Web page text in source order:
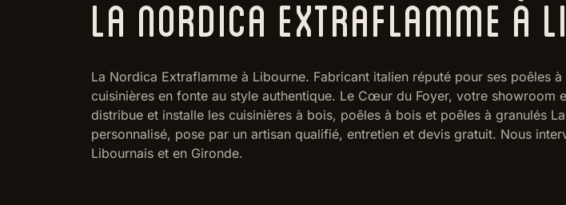
LA NORDICA EXTRAFLAMME À
La Nordica Extraflamme à Libourne. Fabricant italien réputé pour ses poêles
cuisinières en fonte au style authentique. Le Cœur du Foyer, votre showroom
distribue et installe les cuisinières à bois, poêles à bois et poêles à granulés
personnalisé, pose par un artisan qualifié, entretien et devis gratuit. Nous
Libournais et en Gironde.